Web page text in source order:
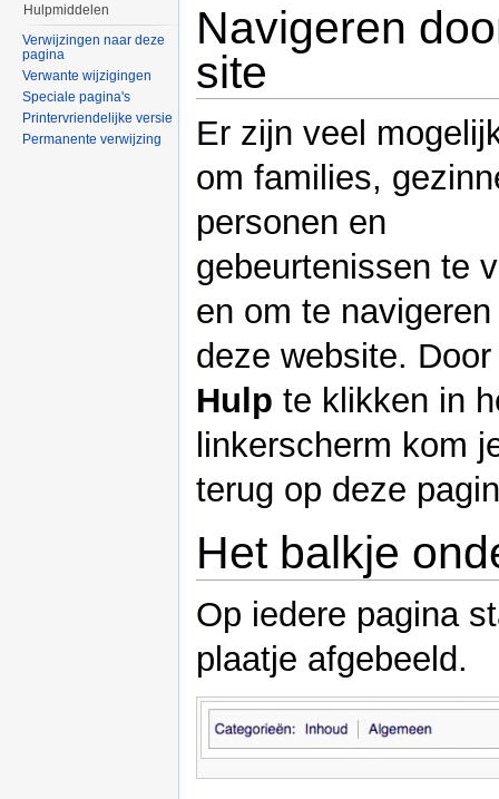
Navigeren
site
Er zijn veel
om families,
personen en
gebeurtenissen te
en om te
deze website.
Hulp te klikken in
linkerscherm kom
terug op deze
Het balkje
Op iedere pagina
plaatje afgebeeld.
Hulpmiddelen
Verwijzingen naar deze
pagina
Verwante wijzigingen
Speciale pagina's
Printervriendelijke versie
Permanente verwijzing